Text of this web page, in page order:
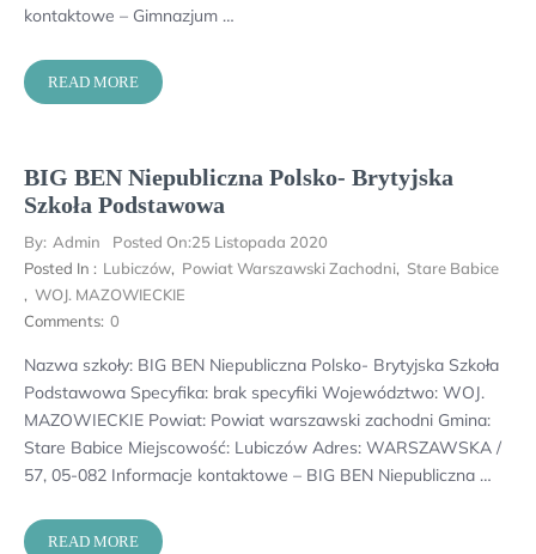
kontaktowe – Gimnazjum …
READ MORE
BIG BEN Niepubliczna Polsko- Brytyjska
Szkoła Podstawowa
By: Admin Posted On:25 Listopada 2020
Posted In : Lubiczów, Powiat Warszawski Zachodni, Stare Babice
, WOJ. MAZOWIECKIE
Comments: 0
Nazwa szkoły: BIG BEN Niepubliczna Polsko- Brytyjska Szkoła
Podstawowa Specyfika: brak specyfiki Województwo: WOJ.
MAZOWIECKIE Powiat: Powiat warszawski zachodni Gmina:
Stare Babice Miejscowość: Lubiczów Adres: WARSZAWSKA /
57, 05-082 Informacje kontaktowe – BIG BEN Niepubliczna …
READ MORE